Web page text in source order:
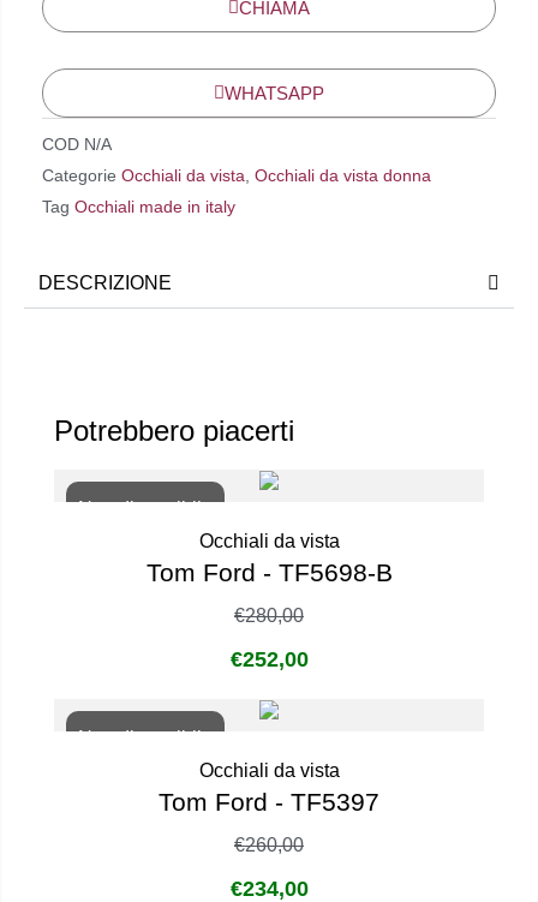
CHIAMA
WHATSAPP
COD N/A
Categorie Occhiali da vista Occhiali da vista donna
Tag Occhiali made in italy
DESCRIZIONE
Potrebbero piacerti
Non disponibile
Occhiali da vista
Tom Ford - TF5698-B
€280,00
€252,00
Non disponibile
Occhiali da vista
Tom Ford - TF5397
€260,00
€234,00